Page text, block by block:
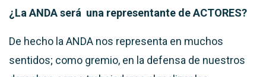
¿La ANDA será una representante de ACTORES?
De hecho la ANDA nos representa en muchos
sentidos; como gremio, en la defensa de nuestros